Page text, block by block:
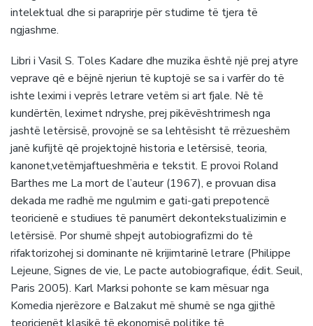
intelektual dhe si paraprirje për studime të tjera të
ngjashme.
Libri i Vasil S. Toles Kadare dhe muzika është një prej atyre
veprave që e bëjnë njeriun të kuptojë se sa i varfër do të
ishte leximi i veprës letrare vetëm si art fjale. Në të
kundërtën, leximet ndryshe, prej pikëvështrimesh nga
jashtë letërsisë, provojnë se sa lehtësisht të rrëzueshëm
janë kufijtë që projektojnë historia e letërsisë, teoria,
kanonet,vetëmjaftueshmëria e tekstit. E provoi Roland
Barthes me La mort de l’auteur (1967), e provuan disa
dekada me radhë me ngulmim e gati-gati prepotencë
teoricienë e studiues të panumërt dekontekstualizimin e
letërsisë. Por shumë shpejt autobiografizmi do të
rifaktorizohej si dominante në krijimtarinë letrare (Philippe
Lejeune, Signes de vie, Le pacte autobiografique, édit. Seuil,
Paris 2005). Karl Marksi pohonte se kam mësuar nga
Komedia njerëzore e Balzakut më shumë se nga gjithë